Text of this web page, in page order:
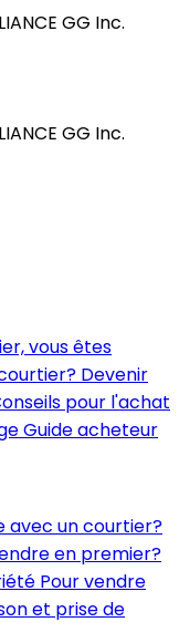
GG Inc.
GG Inc.
vous êtes
Devenir
pour l'achat
Guide acheteur
avec un courtier?
en premier?
Pour vendre
et prise de